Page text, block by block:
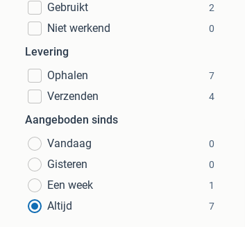
Gebruikt 2
Niet werkend 0
Levering
Ophalen
7
Verzenden 4
Aangeboden sinds
Vandaag
0
Gisteren 0
Een week 1
Altijd 7